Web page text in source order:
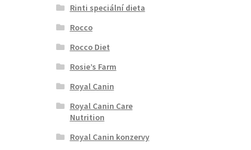
Rinti speciální dieta
Rocco
Rocco Diet
Rosie’s Farm
Royal Canin
Royal Canin Care
Nutrition
Royal Canin konzervy